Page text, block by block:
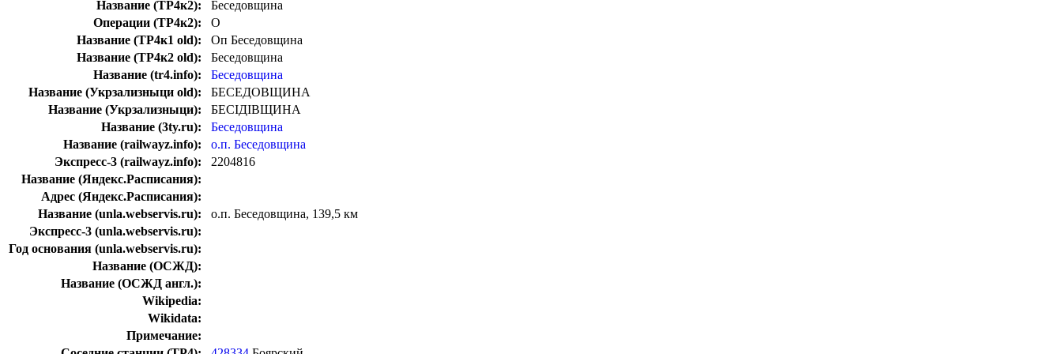
Название (ТР4к2):
Беседовщина
Операции (ТР4к2):
О
Название (ТР4к1 old):
Оп Беседовщина
Название (ТР4к2 old):
Беседовщина
Название (tr4.info):
Беседовщина
Название (Укрзализныци old):
БЕСЕДОВЩИНА
Название (Укрзализныци):
БЕСІДІВЩИНА
Название (3ty.ru):
Беседовщина
Название (railwayz.info):
о.п. Беседовщина
Экспресс-3 (railwayz.info):
2204816
Название (Яндекс.Расписания):
Адрес (Яндекс.Расписания):
Название (unla.webservis.ru):
о.п. Беседовщина, 139,5 км
Экспресс-3 (unla.webservis.ru):
Год основания (unla.webservis.ru):
Название (ОСЖД):
Название (ОСЖД англ.):
Wikipedia:
Wikidata:
Примечание: